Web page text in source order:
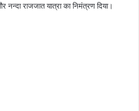
राजजात यात्रा का निमंत्रण दिया।